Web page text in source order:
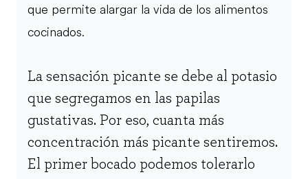
que permite alargar la vida de los alimentos
cocinados.
La sensación picante se debe al potasio
que segregamos en las papilas
gustativas. Por eso, cuanta más
concentración más picante sentiremos.
El primer bocado podemos tolerarlo